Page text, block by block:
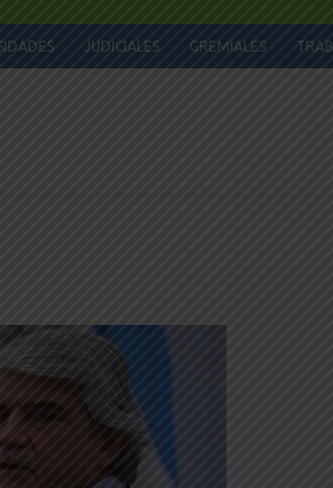
JUDICIALES GREMIALES